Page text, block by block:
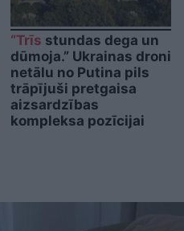
“Trīs stundas dega un
dūmoja.” Ukrainas droni
netālu no Putina pils
trāpījuši pretgaisa
aizsardzības
kompleksa pozīcijai